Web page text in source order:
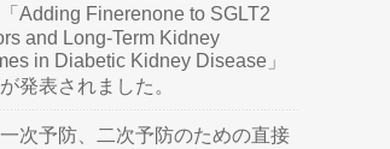
Adding Finerenone to SGLT2
and Long-Term Kidney
in Diabetic Kidney Disease」
発表されました。
次予防、二次予防のための直接